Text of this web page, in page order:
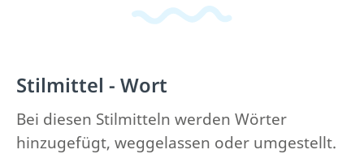
Stilmittel - Wort
Bei diesen Stilmitteln werden Wörter
hinzugefügt, weggelassen oder umgestellt.